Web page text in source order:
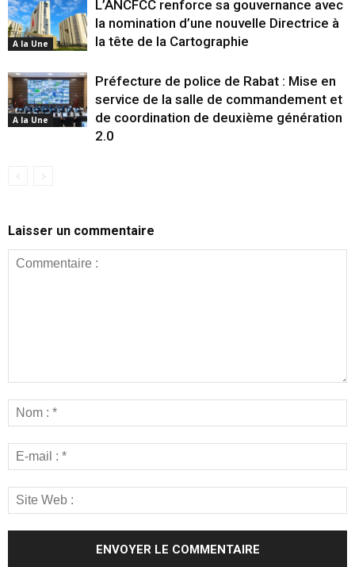
A la Une
L’ANCFCC renforce sa gouvernance avec
la nomination d’une nouvelle Directrice à
la tête de la Cartographie
A la Une
Préfecture de police de Rabat : Mise en
service de la salle de commandement et
de coordination de deuxième génération
2.0
Laisser un commentaire